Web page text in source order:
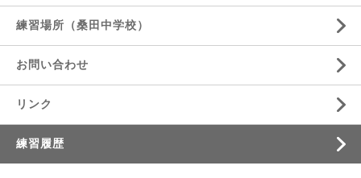
練習場所（桑田中学校）
お問い合わせ
リンク
練習履歴